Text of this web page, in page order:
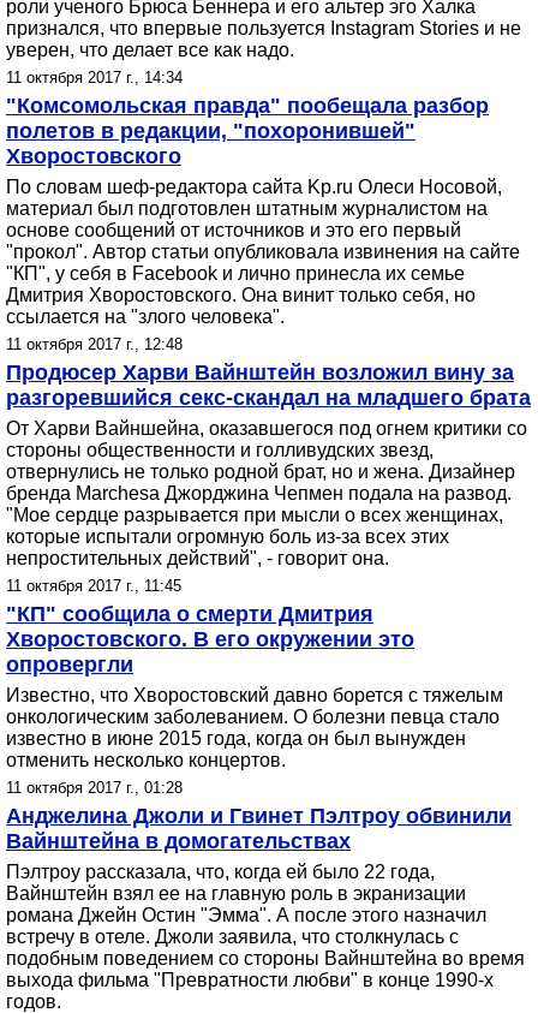
роли ученого Брюса Беннера и его альтер эго Халка
признался, что впервые пользуется Instagram Stories и не
уверен, что делает все как надо.
11 октября 2017 г., 14:34
"Комсомольская правда" пообещала разбор
полетов в редакции, "похоронившей"
Хворостовского
По словам шеф-редактора сайта Kp.ru Олеси Носовой,
материал был подготовлен штатным журналистом на
основе сообщений от источников и это его первый
"прокол". Автор статьи опубликовала извинения на сайте
"КП", у себя в Facebook и лично принесла их семье
Дмитрия Хворостовского. Она винит только себя, но
ссылается на "злого человека".
11 октября 2017 г., 12:48
Продюсер Харви Вайнштейн возложил вину за
разгоревшийся секс-скандал на младшего брата
От Харви Вайншейна, оказавшегося под огнем критики со
стороны общественности и голливудских звезд,
отвернулись не только родной брат, но и жена. Дизайнер
бренда Marchesa Джорджина Чепмен подала на развод.
"Мое сердце разрывается при мысли о всех женщинах,
которые испытали огромную боль из-за всех этих
непростительных действий", - говорит она.
11 октября 2017 г., 11:45
"КП" сообщила о смерти Дмитрия
Хворостовского. В его окружении это
опровергли
Известно, что Хворостовский давно борется с тяжелым
онкологическим заболеванием. О болезни певца стало
известно в июне 2015 года, когда он был вынужден
отменить несколько концертов.
11 октября 2017 г., 01:28
Анджелина Джоли и Гвинет Пэлтроу обвинили
Вайнштейна в домогательствах
Пэлтроу рассказала, что, когда ей было 22 года,
Вайнштейн взял ее на главную роль в экранизации
романа Джейн Остин "Эмма". А после этого назначил
встречу в отеле. Джоли заявила, что столкнулась с
подобным поведением со стороны Вайнштейна во время
выхода фильма "Превратности любви" в конце 1990-х
годов.